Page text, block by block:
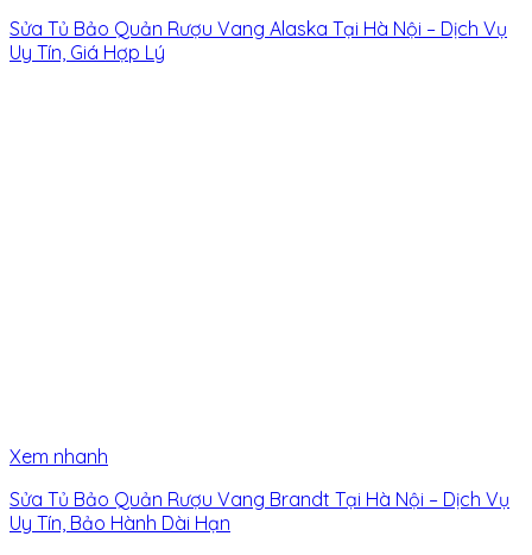
Sửa Tủ Bảo Quản Rượu Vang Alaska Tại Hà Nội – Dịch Vụ
Uy Tín, Giá Hợp Lý
Xem nhanh
Sửa Tủ Bảo Quản Rượu Vang Brandt Tại Hà Nội – Dịch Vụ
Uy Tín, Bảo Hành Dài Hạn